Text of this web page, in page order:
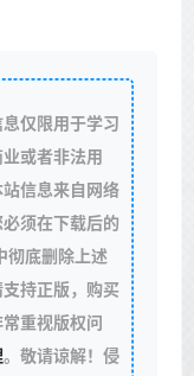
仅限用于学习
或者非法用
信息来自网络
须在下载后的
彻底删除上述
持正版，购买
重视版权问
。敬请谅解！侵